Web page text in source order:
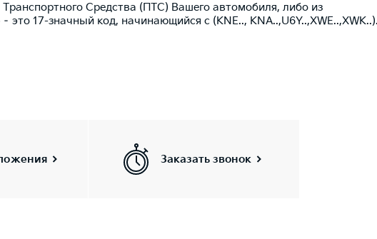
Средства (ПТС) Вашего автомобиля, либо из
это 17-значный код, начинающийся с (KNE.., KNA..,U6Y..,XWE..,XWK..).
Заказать звонок